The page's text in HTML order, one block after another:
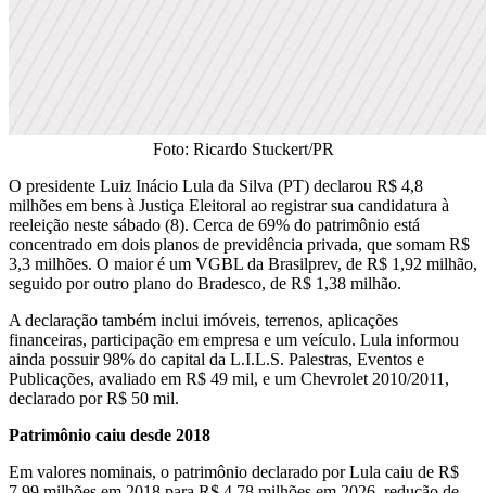
Foto: Ricardo Stuckert/PR
O presidente Luiz Inácio Lula da Silva (PT) declarou R$ 4,8
milhões em bens à Justiça Eleitoral ao registrar sua candidatura à
reeleição neste sábado (8). Cerca de 69% do patrimônio está
concentrado em dois planos de previdência privada, que somam R$
3,3 milhões. O maior é um VGBL da Brasilprev, de R$ 1,92 milhão,
seguido por outro plano do Bradesco, de R$ 1,38 milhão.
A declaração também inclui imóveis, terrenos, aplicações
financeiras, participação em empresa e um veículo. Lula informou
ainda possuir 98% do capital da L.I.L.S. Palestras, Eventos e
Publicações, avaliado em R$ 49 mil, e um Chevrolet 2010/2011,
declarado por R$ 50 mil.
Patrimônio caiu desde 2018
Em valores nominais, o patrimônio declarado por Lula caiu de R$